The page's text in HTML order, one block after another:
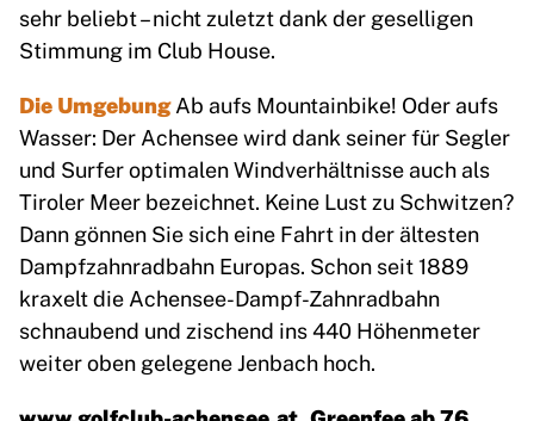
sehr beliebt – nicht zuletzt dank der geselligen
Stimmung im Club House.
Die UmgebungAb aufs Mountainbike! Oder aufs
Wasser: Der Achensee wird dank seiner für Segler
und Surfer optimalen Windverhältnisse auch als
Tiroler Meer bezeichnet. Keine Lust zu Schwitzen?
Dann gönnen Sie sich eine Fahrt in der ältesten
Dampfzahnradbahn Europas. Schon seit 1889
kraxelt die Achensee-Dampf-Zahnradbahn
schnaubend und zischend ins 440 Höhenmeter
weiter oben gelegene Jenbach hoch.